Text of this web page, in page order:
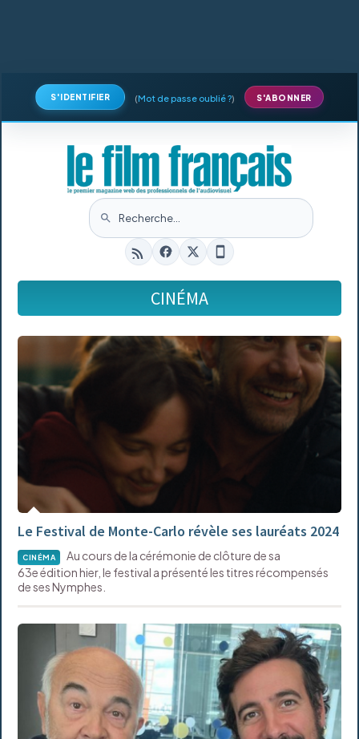
S'IDENTIFIER (Mot de passe oublié ?) S'ABONNER
CINÉMA
Le Festival de Monte-Carlo révèle ses lauréats 2024
CINÉMA
Au cours de la cérémonie de clôture de sa
63e édition hier, le festival a présenté les titres récompensés
de ses Nymphes.